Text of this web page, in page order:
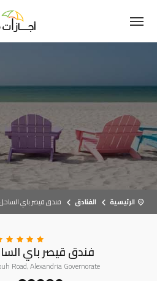
الرئيسية الفنادق فندق قيصر باي
فندق قيصر باي
Road, Alexandria Governorate